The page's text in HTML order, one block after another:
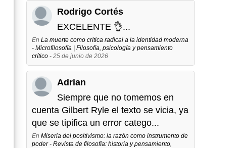
Rodrigo Cortés
EXCELENTE 👌...
En La muerte como crítica radical a la identidad moderna
- Microfilosofía | Filosofía, psicología y pensamiento
crítico - 25 de junio de 2026
Adrian
Siempre que no tomemos en
cuenta Gilbert Ryle el texto se vicia, ya
que se tipifica un error catego...
En Miseria del positivismo: la razón como instrumento de
poder - Revista de filosofía: historia y pensamiento,